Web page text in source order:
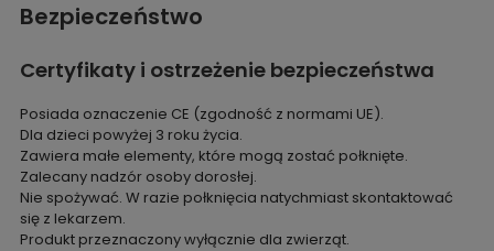
Bezpieczeństwo
Certyfikaty i ostrzeżenie bezpieczeństwa
Posiada oznaczenie CE (zgodność z normami UE).
Dla dzieci powyżej 3 roku życia.
Zawiera małe elementy, które mogą zostać połknięte.
Zalecany nadzór osoby dorosłej.
Nie spożywać. W razie połknięcia natychmiast skontaktować
się z lekarzem.
Produkt przeznaczony wyłącznie dla zwierząt.